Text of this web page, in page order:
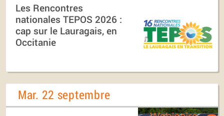
Les Rencontres
nationales TEPOS 2026 :
cap sur le Lauragais, en
Occitanie
Mar. 22 septembre